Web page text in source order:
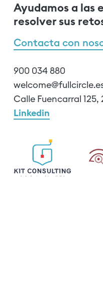
Ayudamos a las
resolver sus
Contacta con
900 034 880
Calle Fuencarral 125,
Linkedin